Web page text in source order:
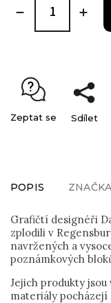
Zeptat se Sdílet
POPIS ZNAČKA
Grafičtí designéři
zplodili v
navržených a
poznámkových
Jejich produkty
materiály